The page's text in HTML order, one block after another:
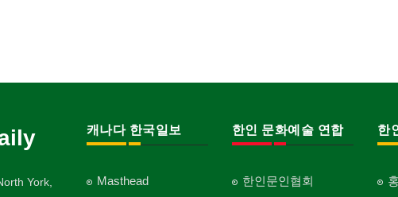
York,
캐나다 한국일보
Masthead
한인 문화예술 연합
한인문인협회
한